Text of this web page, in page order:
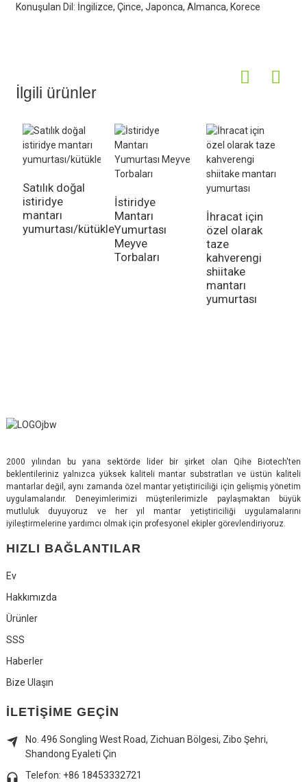
Konuşulan Dil: İngilizce, Çince, Japonca, Almanca, Korece
İlgili ürünler
Satılık doğal
istiridye
mantarı
yumurtası/kütükleri
İstiridye
Mantarı
Yumurtası
Meyve
Torbaları
İhracat için
özel olarak
taze
kahverengi
shiitake
mantarı
yumurtası
2000 yılından bu yana sektörde lider bir şirket olan Qihe Biotech'ten
beklentileriniz yalnızca yüksek kaliteli mantar substratları ve üstün kaliteli
mantarlar değil, aynı zamanda özel mantar yetiştiriciliği için gelişmiş yönetim
uygulamalarıdır. Deneyimlerimizi müşterilerimizle paylaşmaktan büyük
mutluluk duyuyoruz ve her yıl mantar yetiştiriciliği uygulamalarını
iyileştirmelerine yardımcı olmak için profesyonel ekipler görevlendiriyoruz.
HIZLI BAĞLANTILAR
Ev
Hakkımızda
Ürünler
SSS
Haberler
Bize Ulaşın
İLETIŞIME GEÇIN
No. 496 Songling West Road, Zichuan Bölgesi, Zibo Şehri,
Shandong Eyaleti Çin
Telefon: +86 18453332721